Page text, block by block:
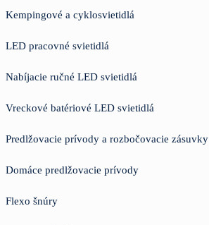
Kempingové a cyklosvietidlá
LED pracovné svietidlá
Nabíjacie ručné LED svietidlá
Vreckové batériové LED svietidlá
Predlžovacie prívody a rozbočovacie zásuvky
Domáce predlžovacie prívody
Flexo šnúry